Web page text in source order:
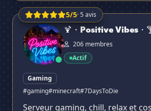
5/5· 5 avis
🍹・Positive Vibes・🍸
🍹・Positive Vibes・
206 membres
Actif
Gaming
#gaming#minecraft#7DaysToDie
Serveur gaming, chill, relax et